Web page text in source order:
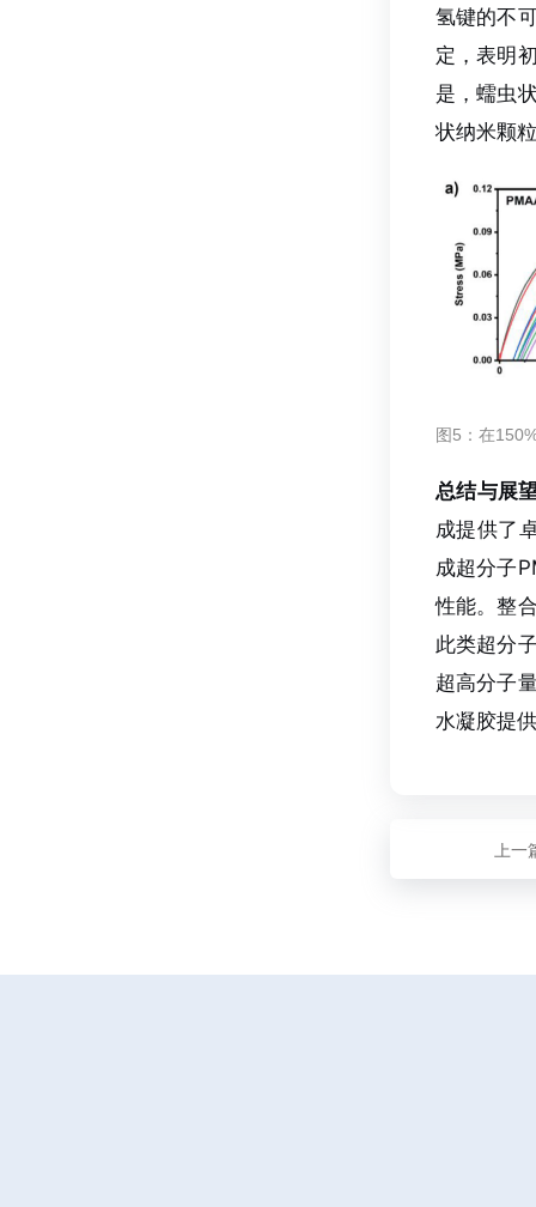
氢键的不
定，表明
是，蠕虫
状纳米颗
图5：在
总结与展
成提供了
成超分子
性能。整
此类超分
超高分子
水凝胶提
上一